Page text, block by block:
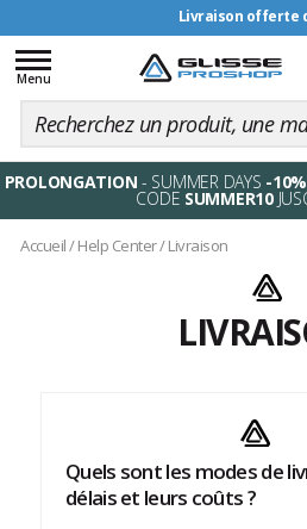
Livraison offerte
Toggle
navigation
Menu
PROLONGATION - SUMMER DAYS -
CODE SUMMER10
Accueil/Help Center/Livraison
Quels sont les modes de
délais et leurs coûts ?